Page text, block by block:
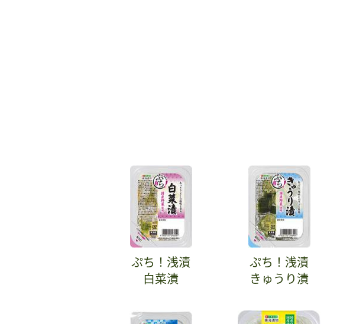
ぷち！浅漬
白菜漬
ぷち！浅漬
きゅうり漬